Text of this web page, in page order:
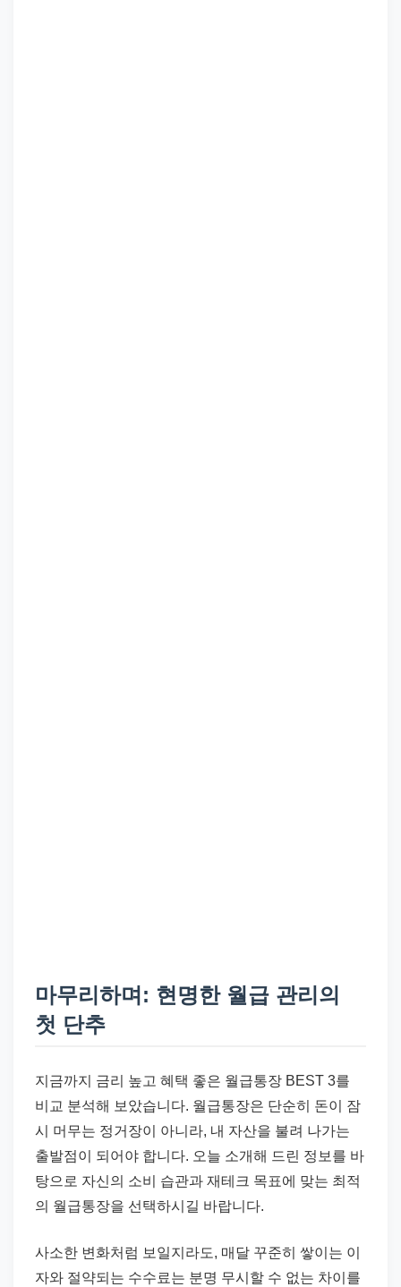
마무리하며: 현명한 월급 관리의
첫 단추
지금까지 금리 높고 혜택 좋은 월급통장 BEST 3를
비교 분석해 보았습니다. 월급통장은 단순히 돈이 잠
시 머무는 정거장이 아니라, 내 자산을 불려 나가는
출발점이 되어야 합니다. 오늘 소개해 드린 정보를 바
탕으로 자신의 소비 습관과 재테크 목표에 맞는 최적
의 월급통장을 선택하시길 바랍니다.
사소한 변화처럼 보일지라도, 매달 꾸준히 쌓이는 이
자와 절약되는 수수료는 분명 무시할 수 없는 차이를